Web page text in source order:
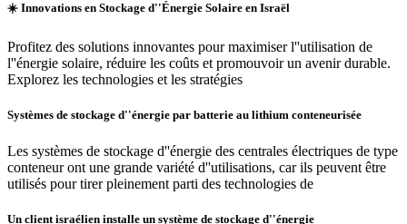
☀️ Innovations en Stockage d''Énergie Solaire en Israël
Profitez des solutions innovantes pour maximiser l''utilisation de
l''énergie solaire, réduire les coûts et promouvoir un avenir durable.
Explorez les technologies et les stratégies
Systèmes de stockage d''énergie par batterie au lithium conteneurisée
Les systèmes de stockage d''énergie des centrales électriques de type
conteneur ont une grande variété d''utilisations, car ils peuvent être
utilisés pour tirer pleinement parti des technologies de
Un client israélien installe un système de stockage d''énergie